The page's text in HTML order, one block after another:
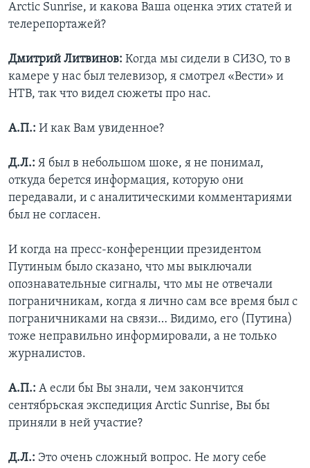
Arctic Sunrise, и какова Ваша оценка этих статей и
телерепортажей?
Дмитрий Литвинов: Когда мы сидели в СИЗО, то в
камере у нас был телевизор, я смотрел «Вести» и
НТВ, так что видел сюжеты про нас.
А.П.: И как Вам увиденное?
Д.Л.: Я был в небольшом шоке, я не понимал,
откуда берется информация, которую они
передавали, и с аналитическими комментариями
был не согласен.
И когда на пресс-конференции президентом
Путиным было сказано, что мы выключали
опознавательные сигналы, что мы не отвечали
пограничникам, когда я лично сам все время был с
пограничниками на связи… Видимо, его (Путина)
тоже неправильно информировали, а не только
журналистов.
А.П.: А если бы Вы знали, чем закончится
сентябрьская экспедиция Arctic Sunrise, Вы бы
приняли в ней участие?
Д.Л.: Это очень сложный вопрос. Не могу себе